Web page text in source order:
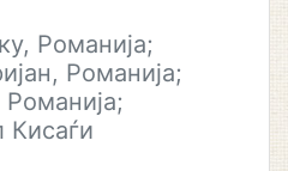
Романија;
Романија;
Кисаѓи